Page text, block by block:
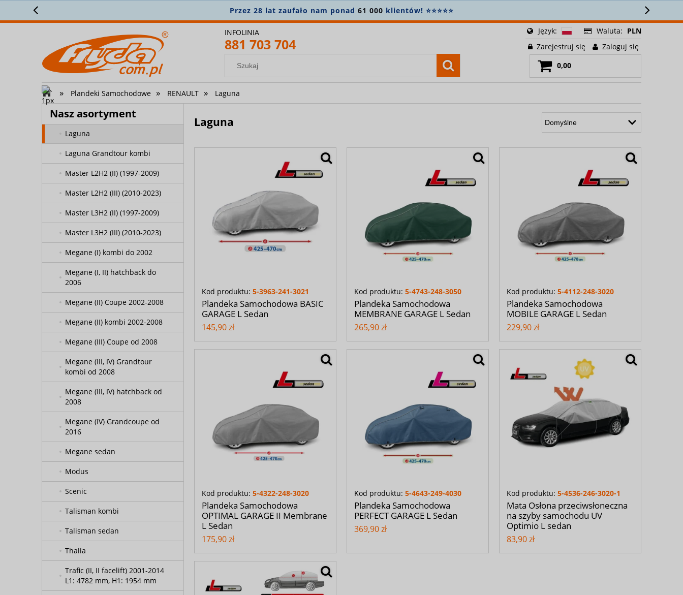
Załóż konto i zapisz się do newslettera, aby nie przegapić nowości! 🎁
INFOLINIA
881 703 704
Język: Waluta: PLN
Zarejestruj się
Zaloguj się
0,00
» Plandeki Samochodowe » RENAULT » Laguna
Nasz asortyment
Kangoo II Z.E. Express Maxi
2011-2013
Kangoo II Z.E. Maxi od 2014
Kangoo II Z.E. Maxi Combi od
2014
Koleos
Laguna
Laguna Grandtour kombi
Master L2H2 (II) (1997-2009)
Master L2H2 (III) (2010-2023)
Master L3H2 (II) (1997-2009)
Master L3H2 (III) (2010-2023)
Megane (I) kombi do 2002
Megane (I, II) hatchback do
2006
Megane (II) Coupe 2002-2008
Megane (II) kombi 2002-2008
Megane (III) Coupe od 2008
Megane (III, IV) Grandtour
kombi od 2008
Megane (III, IV) hatchback od
2008
Megane (IV) Grandcoupe od
2016
Megane sedan
Modus
Scenic
Talisman kombi
Talisman sedan
Thalia
Trafic (II, II facelift) 2001-2014
L1: 4782 mm, H1: 1954 mm
Laguna
Kod produktu: 5-3963-241-3021
Plandeka Samochodowa BASIC
GARAGE L Sedan
145,90 zł
Kod produktu: 5-4743-248-3050
Plandeka Samochodowa
MEMBRANE GARAGE L Sedan
265,90 zł
Kod produktu: 5-4112-248-3020
Plandeka Samochodowa
MOBILE GARAGE L Sedan
229,90 zł
Kod produktu: 5-4322-248-3020
Plandeka Samochodowa
OPTIMAL GARAGE II Membrane
L Sedan
175,90 zł
Kod produktu: 5-4643-249-4030
Plandeka Samochodowa
PERFECT GARAGE L Sedan
369,90 zł
Kod produktu: 5-4536-246-3020-1
Mata Osłona przeciwsłoneczna
na szyby samochodu UV
Optimio L sedan
83,90 zł